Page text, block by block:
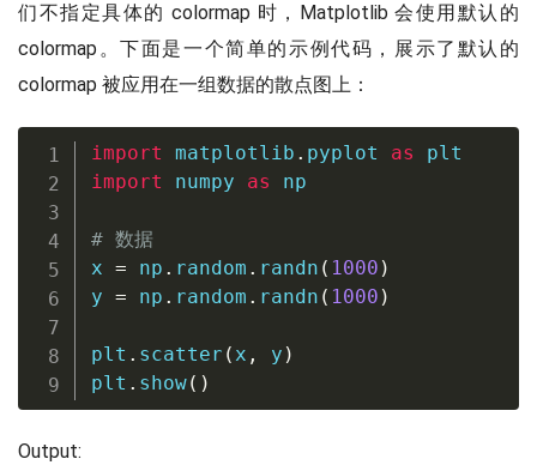
们不指定具体的 colormap 时，Matplotlib 会使用默认的
colormap。下面是一个简单的示例代码，展示了默认的
colormap 被应用在一组数据的散点图上：
import matplotlib . pyplot as
import numpy as np
# 数据
x = np . random . randn ( 1000 )
y = np . random . randn ( 1000 )
plt . scatter ( x , y )
plt . show( )
Output: